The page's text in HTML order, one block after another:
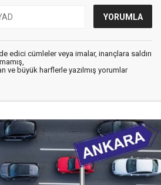
edici cümleler veya imalar, inançlara saldırı
ve büyük harflerle yazılmış yorumlar